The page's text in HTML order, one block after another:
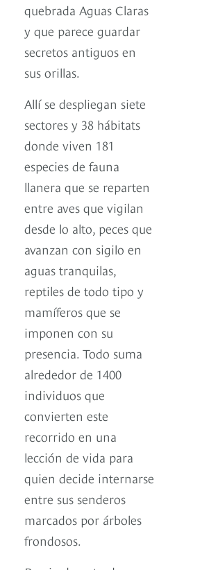
quebrada Aguas Claras
y que parece guardar
secretos antiguos en
sus orillas.
Allí se despliegan siete
sectores y 38 hábitats
donde viven 181
especies de fauna
llanera que se reparten
entre aves que vigilan
desde lo alto, peces que
avanzan con sigilo en
aguas tranquilas,
reptiles de todo tipo y
mamíferos que se
imponen con su
presencia. Todo suma
alrededor de 1400
individuos que
convierten este
recorrido en una
lección de vida para
quien decide internarse
entre sus senderos
marcados por árboles
frondosos.